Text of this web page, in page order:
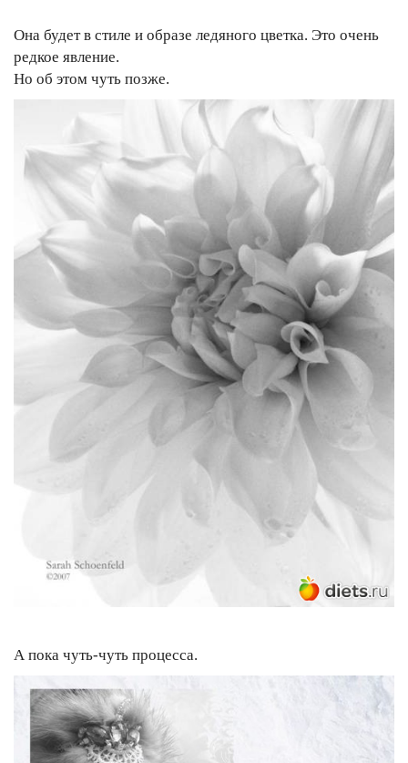
Она будет в стиле и образе ледяного цветка. Это очень
редкое явление.
Но об этом чуть позже.
А пока чуть-чуть процесса.